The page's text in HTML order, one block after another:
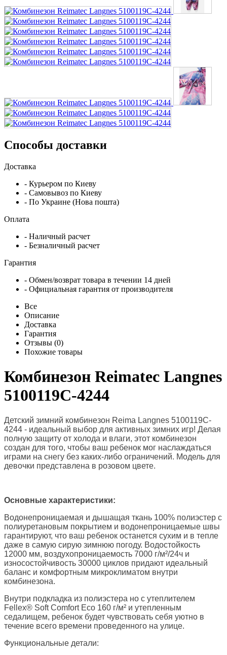
Способы доставки
Доставка
- Курьером по Киеву
- Самовывоз по Киеву
- По Украине (Нова пошта)
Оплата
- Наличный расчет
- Безналичный расчет
Гарантия
- Обмен/возврат товара в течении 14 дней
- Официальная гарантия от производителя
Все
Описание
Доставка
Гарантия
Отзывы (0)
Похожие товары
Комбинезон Reimatec Langnes
5100119C-4244
Детский зимний комбинезон Reima Langnes 5100119C-
4244 - идеальный выбор для активных зимних игр! Делая
полную защиту от холода и влаги, этот комбинезон
создан для того, чтобы ваш ребенок мог наслаждаться
играми на снегу без каких-либо ограничений. Модель для
девочки представлена в розовом цвете.
Основные характеристики:
Водонепроницаемая и дышащая ткань 100% полиэстер с
полиуретановым покрытием и водонепроницаемые швы
гарантируют, что ваш ребенок останется сухим и в тепле
даже в самую сирую зимнюю погоду. Водостойкость
12000 мм, воздухопроницаемость 7000 г/м²/24ч и
износостойчивость 30000 циклов придают идеальный
баланс и комфортным микроклиматом внутри
комбинезона.
Внутри подкладка из полиэстера но с утеплителем
Fellex® Soft Comfort Eco 160 г/м² и утепленным
седалищем, ребенок будет чувствовать себя уютно в
течение всего времени проведенного на улице.
Функциональные детали: